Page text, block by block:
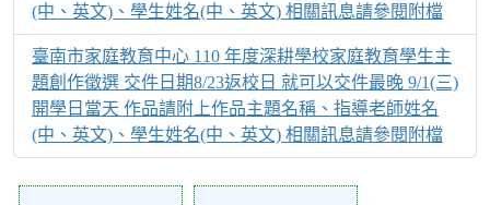
(中、英文)、學生姓名(中、英文) 相關訊息請參閱附檔
臺南市家庭教育中心 110 年度深耕學校家庭教育學生主
題創作徵選 交件日期8/23返校日 就可以交件最晚 9/1(三)
開學日當天 作品請附上作品主題名稱、指導老師姓名
(中、英文)、學生姓名(中、英文) 相關訊息請參閱附檔